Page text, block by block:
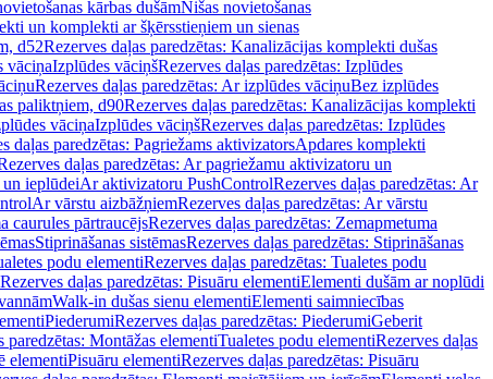
kārbas dušāmNišas novietošanas
un komplekti ar šķērsstieņiem un sienas
d52Rezerves daļas paredzētas: Kanalizācijas komplekti dušas
vāciņaIzplūdes vāciņšRezerves daļas paredzētas: Izplūdes
Rezerves daļas paredzētas: Ar izplūdes vāciņuBez izplūdes
paliktņiem, d90Rezerves daļas paredzētas: Kanalizācijas komplekti
vāciņaIzplūdes vāciņšRezerves daļas paredzētas: Izplūdes
daļas paredzētas: Pagriežams aktivizatorsApdares komplekti
daļas paredzētas: Ar pagriežamu aktivizatoru un
ieplūdeiAr aktivizatoru PushControlRezerves daļas paredzētas: Ar
Ar vārstu aizbāžņiemRezerves daļas paredzētas: Ar vārstu
caurules pārtraucējsRezerves daļas paredzētas: Zemapmetuma
Stiprināšanas sistēmasRezerves daļas paredzētas: Stiprināšanas
podu elementiRezerves daļas paredzētas: Tualetes podu
Rezerves daļas paredzētas: Pisuāru elementiElementi dušām ar noplūdi
Walk-in dušas sienu elementiElementi saimniecības
PiederumiRezerves daļas paredzētas: PiederumiGeberit
paredzētas: Montāžas elementiTualetes podu elementiRezerves daļas
elementiPisuāru elementiRezerves daļas paredzētas: Pisuāru